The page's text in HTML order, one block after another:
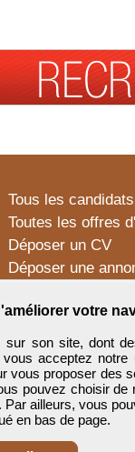
votre
son site, dont
acceptez notre
vous proposer des
pouvez choisir
ailleurs, vous
en bas de page.
Tous les candidats
Toutes les offres
Déposer un CV
Déposer une